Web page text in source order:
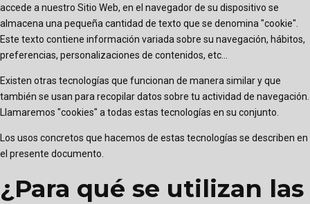
accede a nuestro Sitio Web, en el navegador de su dispositivo se
almacena una pequeña cantidad de texto que se denomina "cookie".
Este texto contiene información variada sobre su navegación, hábitos,
preferencias, personalizaciones de contenidos, etc...
Existen otras tecnologías que funcionan de manera similar y que
también se usan para recopilar datos sobre tu actividad de navegación.
Llamaremos "cookies" a todas estas tecnologías en su conjunto.
Los usos concretos que hacemos de estas tecnologías se describen en
el presente documento.
¿Para qué se utilizan las